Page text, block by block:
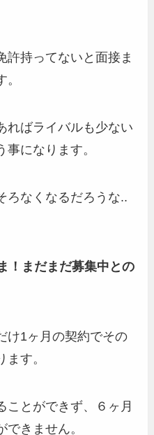
許持ってないと面接ま
ればライバルも少ない
になります。
ろなくなるだろうな..
！まだまだ募集中との
け1ヶ月の契約でその
す。
ことができず、６ヶ月
きません。